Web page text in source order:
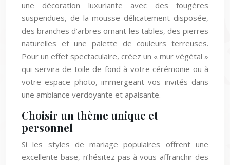
suspendues, de la mousse délicatement disposée,
des branches d’arbres ornant les tables, des pierres
naturelles et une palette de couleurs terreuses.
Pour un effet spectaculaire, créez un « mur végétal »
qui servira de toile de fond à votre cérémonie ou à
votre espace photo, immergeant vos invités dans
une ambiance verdoyante et apaisante.
Choisir un thème unique et
personnel
Si les styles de mariage populaires offrent une
excellente base, n’hésitez pas à vous affranchir des